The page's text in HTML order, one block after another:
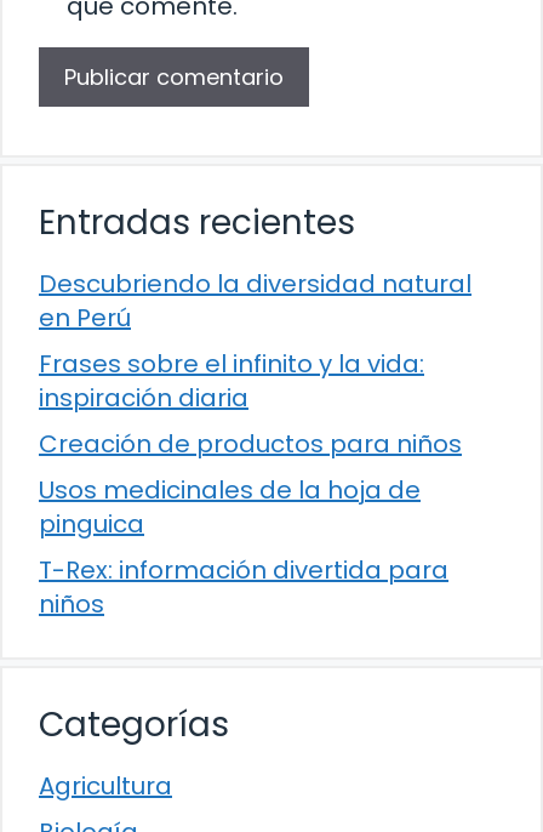
Entradas recientes
Descubriendo la diversidad natural
en Perú
Frases sobre el infinito y la vida:
inspiración diaria
Creación de productos para niños
Usos medicinales de la hoja de
pinguica
T-Rex: información divertida para
niños
Categorías
Agricultura